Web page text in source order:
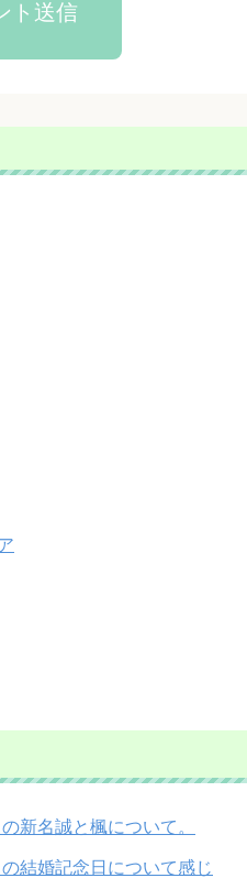
ト送信
新名誠と楓について。
結婚記念日について感じ